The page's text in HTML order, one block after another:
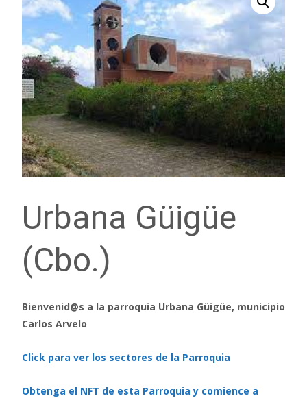
Urbana Güigüe
(Cbo.)
Bienvenid@s a la parroquia Urbana Güigüe, municipio
Carlos Arvelo
Click para ver los sectores de la Parroquia
Obtenga el NFT de esta Parroquia y comience a